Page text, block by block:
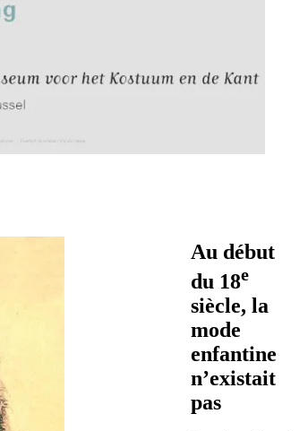
Au début
du 18e
siècle, la
mode
enfantine
n’existait
pas